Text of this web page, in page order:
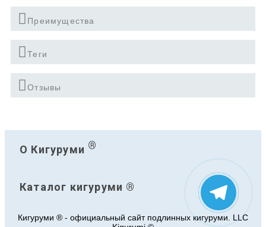
Преимущества
Теги
Отзывы
О Кигуруми ®
Каталог кигуруми ®
Кигуруми ® - официальный сайт подлинных кигуруми. LLC